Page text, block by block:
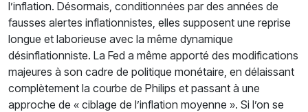
l’inflation. Désormais, conditionnées par des années de
fausses alertes inflationnistes, elles supposent une reprise
longue et laborieuse avec la même dynamique
désinflationniste. La Fed a même apporté des modifications
majeures à son cadre de politique monétaire, en délaissant
complètement la courbe de Philips et passant à une
approche de « ciblage de l’inflation moyenne ». Si l’on se